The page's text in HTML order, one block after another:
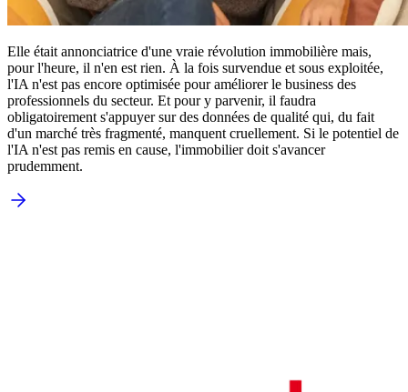
Elle était annonciatrice d'une vraie révolution immobilière mais,
pour l'heure, il n'en est rien. À la fois survendue et sous exploitée,
l'IA n'est pas encore optimisée pour améliorer le business des
professionnels du secteur. Et pour y parvenir, il faudra
obligatoirement s'appuyer sur des données de qualité qui, du fait
d'un marché très fragmenté, manquent cruellement. Si le potentiel de
l'IA n'est pas remis en cause, l'immobilier doit s'avancer
prudemment.